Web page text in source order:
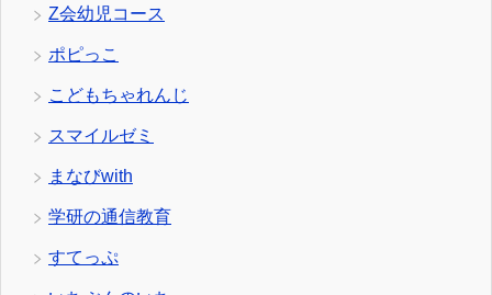
Z会幼児コース
ポピっこ
こどもちゃれんじ
スマイルゼミ
まなびwith
学研の通信教育
すてっぷ